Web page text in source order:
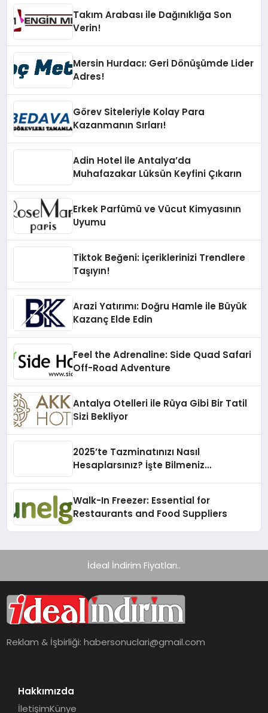
Takım Arabası ile Dağınıklığa Son
Verin!
Mersin Hurdacı: Geri Dönüşümde Lider
Adres!
Görev Siteleriyle Kolay Para
Kazanmanın Sırları!
Adin Hotel ile Antalya’da
Muhafazakar Lüksün Keyfini Çıkarın
Erkek Parfümü ve Vücut Kimyasının
Uyumu
Tiktok Beğeni: İçeriklerinizi Trendlere
Taşıyın!
Arazi Yatırımı: Doğru Hamle ile Büyük
Kazanç Elde Edin
Feel the Adrenaline: Side Quad Safari
Off-Road Adventure
Antalya Otelleri ile Rüya Gibi Bir Tatil
Sizi Bekliyor
2025’te Tazminatınızı Nasıl
Hesaplarsınız? İşte Bilmeniz
Walk-In Freezer: Essential for
Restaurants and Food Suppliers
İdeal İndirim Fiyatları..
Reklam & İşbirliği:habersonuclari@gmail.com
Hakkımızda
İletişimKünye